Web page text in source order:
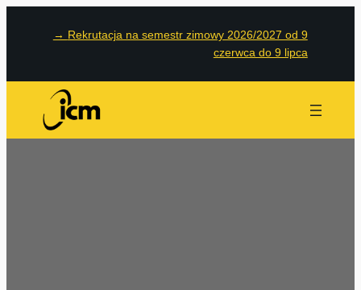
→ Rekrutacja na semestr zimowy 2026/2027 od 9
czerwca do 9 lipca